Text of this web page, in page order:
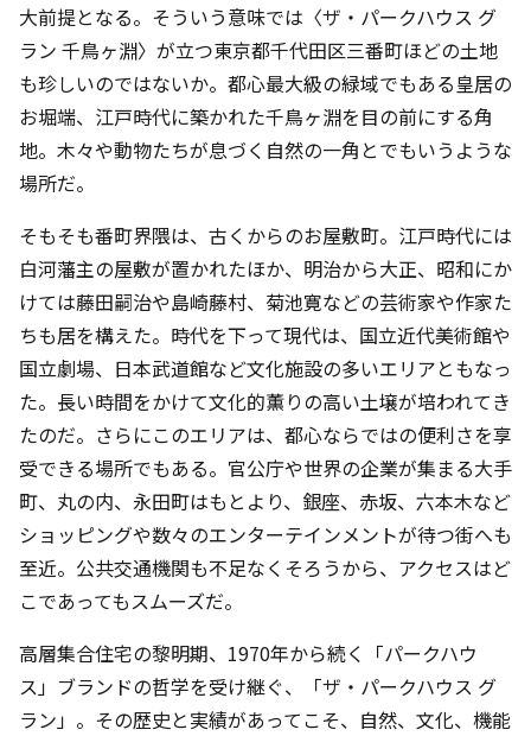
大前提となる。そういう意味では〈ザ・パークハウス グ
ラン 千鳥ヶ淵〉が立つ東京都千代田区三番町ほどの土地
も珍しいのではないか。都心最大級の緑域でもある皇居の
お堀端、江戸時代に築かれた千鳥ヶ淵を目の前にする角
地。木々や動物たちが息づく自然の一角とでもいうような
場所だ。
そもそも番町界隈は、古くからのお屋敷町。江戸時代には
白河藩主の屋敷が置かれたほか、明治から大正、昭和にか
けては藤田嗣治や島崎藤村、菊池寛などの芸術家や作家た
ちも居を構えた。時代を下って現代は、国立近代美術館や
国立劇場、日本武道館など文化施設の多いエリアともなっ
た。長い時間をかけて文化的薫りの高い土壌が培われてき
たのだ。さらにこのエリアは、都心ならではの便利さを享
受できる場所でもある。官公庁や世界の企業が集まる大手
町、丸の内、永田町はもとより、銀座、赤坂、六本木など
ショッピングや数々のエンターテインメントが待つ街へも
至近。公共交通機関も不足なくそろうから、アクセスはど
こであってもスムーズだ。
高層集合住宅の黎明期、1970年から続く「パークハウ
ス」ブランドの哲学を受け継ぐ、「ザ・パークハウス グ
ラン」。その歴史と実績があってこそ、自然、文化、機能